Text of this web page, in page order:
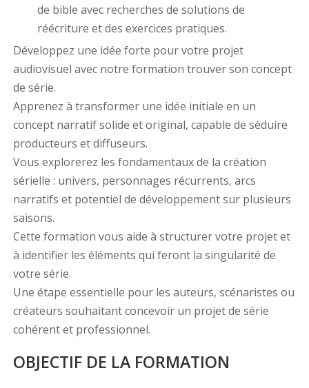
de bible avec recherches de solutions de
réécriture et des exercices pratiques.
Développez une idée forte pour votre projet
audiovisuel avec notre formation trouver son concept
de série.
Apprenez à transformer une idée initiale en un
concept narratif solide et original, capable de séduire
producteurs et diffuseurs.
Vous explorerez les fondamentaux de la création
sérielle : univers, personnages récurrents, arcs
narratifs et potentiel de développement sur plusieurs
saisons.
Cette formation vous aide à structurer votre projet et
à identifier les éléments qui feront la singularité de
votre série.
Une étape essentielle pour les auteurs, scénaristes ou
créateurs souhaitant concevoir un projet de série
cohérent et professionnel.
OBJECTIF DE LA FORMATION